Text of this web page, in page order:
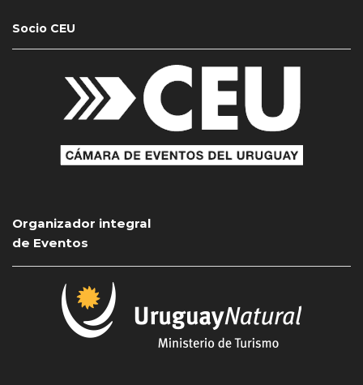
Socio CEU
Organizador integral
de Eventos